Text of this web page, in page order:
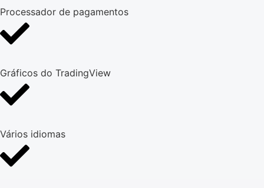
Processador de pagamentos
Gráficos do TradingView
Vários idiomas